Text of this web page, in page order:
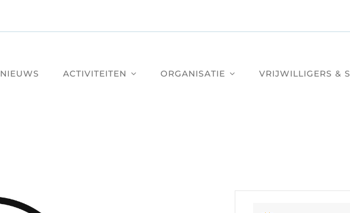
NIEUWS ACTIVITEITEN ORGANISATIE VRIJWILLIGERS &